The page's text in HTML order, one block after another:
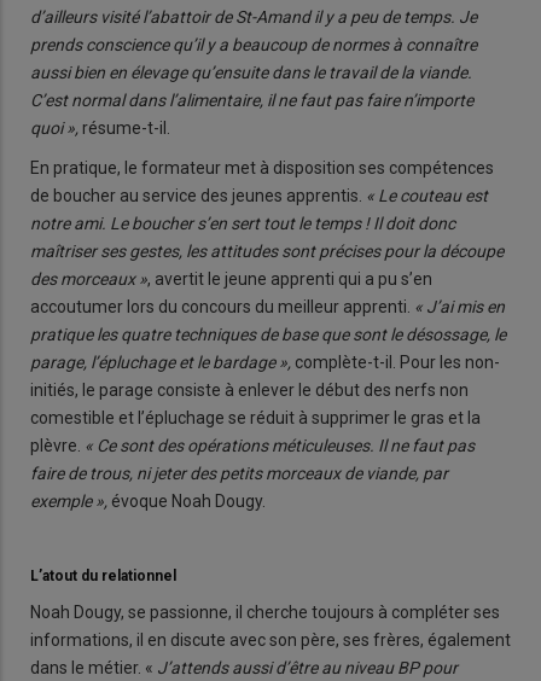
d’ailleurs visité l’abattoir de St-Amand il y a peu de temps. Je
prends conscience qu’il y a beaucoup de normes à connaître
aussi bien en élevage qu’ensuite dans le travail de la viande.
C’est normal dans l’alimentaire, il ne faut pas faire n’importe
quoi », résume-t-il.
En pratique, le formateur met à disposition ses compétences
de boucher au service des jeunes apprentis. « Le couteau est
notre ami. Le boucher s’en sert tout le temps ! Il doit donc
maîtriser ses gestes, les attitudes sont précises pour la découpe
des morceaux », avertit le jeune apprenti qui a pu s’en
accoutumer lors du concours du meilleur apprenti. « J’ai mis en
pratique les quatre techniques de base que sont le désossage, le
parage, l’épluchage et le bardage », complète-t-il. Pour les non-
initiés, le parage consiste à enlever le début des nerfs non
comestible et l’épluchage se réduit à supprimer le gras et la
plèvre. « Ce sont des opérations méticuleuses. Il ne faut pas
faire de trous, ni jeter des petits morceaux de viande, par
exemple », évoque Noah Dougy.
L’atout du relationnel
Noah Dougy, se passionne, il cherche toujours à compléter ses
informations, il en discute avec son père, ses frères, également
dans le métier. « J’attends aussi d’être au niveau BP pour